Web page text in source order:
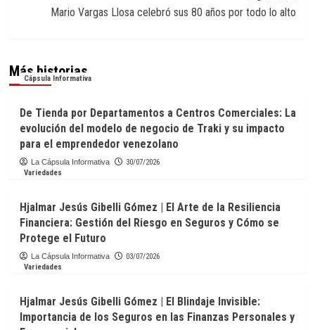
entradas
Mario Vargas Llosa celebró sus 80 años por todo lo alto
Más historias
Cápsula Informativa
De Tienda por Departamentos a Centros Comerciales: La
evolución del modelo de negocio de Traki y su impacto
para el emprendedor venezolano
La Cápsula Informativa
30/07/2026
Variedades
Hjalmar Jesús Gibelli Gómez | El Arte de la Resiliencia
Financiera: Gestión del Riesgo en Seguros y Cómo se
Protege el Futuro
La Cápsula Informativa
03/07/2026
Variedades
Hjalmar Jesús Gibelli Gómez | El Blindaje Invisible:
Importancia de los Seguros en las Finanzas Personales y